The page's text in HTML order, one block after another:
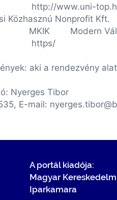
Közhasznú Nonprofit
aki a rendezvény
Nyerges Tibor
E-mail:
A portál kiadója:
Magyar
Iparkamara